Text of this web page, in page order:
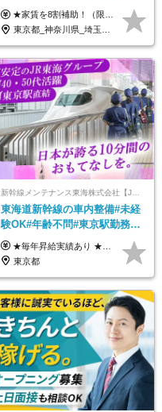
可/全国募集/家賃8割を会社が
負担/賞与年2回
★家賃を8割補助！（限度額は地域により異なる） ※転勤による引っ越しが発生する場合 ＝＝＝＝＝＝＝＝＝＝＝＝＝＝＝＝＝＝＝＝＝＝＝ 例えば、家賃7.5万円なら6万円は会社で負担。 あなたが支払うのは、たったの1.5万円です！ 年間では自己負担額が約72万ほどお得になります！ ＝＝＝＝＝＝＝＝＝＝＝＝＝＝＝＝＝＝＝＝＝＝＝ 月給22万8,700円～26万3,100円＋賞与年2回（初回の支給は当社規定による）＋残業手当 ＜実際の給与例＞ *24歳:月給23万4,700円＋賞与年2回（初回の支給は当社規定による）＋残業手当＋諸手当 ※上記はあくまで参考月給です。ご経歴・年齢を考慮し、当社規定により決定します ※評価により昇給あり ※残業代は別途支給あり ※試用期間2ヶ月あり（期間中の給与・待遇に差異はありません） 【実在する社員の年収モデル】 年収530万円（30歳） 年収820万円（40歳） 【入社時の想定年収】 330万円～900万円
東京都_神奈川県_埼玉県_千葉県_大阪府_愛知県_北海道_青森県_宮城県_秋田県_山形県_茨城県_群馬県_新潟県_長野県_富山県_静岡県_三重県_兵庫県_京都府_広島県_岡山県_鳥取県_山口県_徳島県_香川県_愛媛県_福岡県_熊本県_佐賀県_長崎県_大分県_宮崎県_鹿児島県
東海道新幹線の車内整備#未経
験OK#年齢不問#東京駅勤務
#59歳まで正社員登用可＆登用
実績多数！
★毎年昇給実績あり ★入社3年で430万円も可(正社員登用された場合) ■入社時月収例：25万2840円(1万2040円×21日)＋賞与支給実績有（年2回・2025年度） 日給1万2040円 ※別途「超過勤務手当、祝繁手当、特殊手当」の支給有 ※試用期間中（2ヶ月）の待遇・雇用形態に差異はございません
東京都